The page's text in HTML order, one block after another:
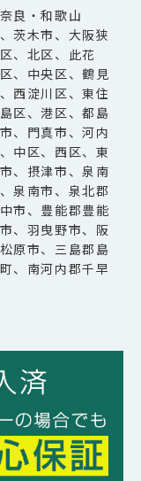
良・和歌山
茨木市、大阪狭
、北区、此花
、中央区、鶴見
西淀川区、東住
区、港区、都島
、門真市、河内
中区、西区、東
、摂津市、泉南
泉南市、泉北郡
市、豊能郡豊能
、羽曳野市、阪
原市、三島郡島
、南河内郡千早